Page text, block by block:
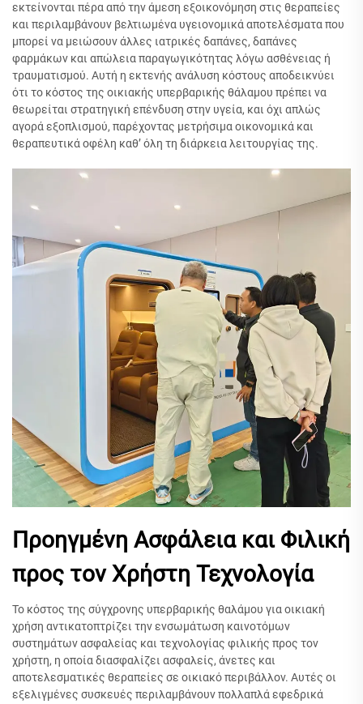
εκτείνονται πέρα από την άμεση εξοικονόμηση στις θεραπείες
και περιλαμβάνουν βελτιωμένα υγειονομικά αποτελέσματα που
μπορεί να μειώσουν άλλες ιατρικές δαπάνες, δαπάνες
φαρμάκων και απώλεια παραγωγικότητας λόγω ασθένειας ή
τραυματισμού. Αυτή η εκτενής ανάλυση κόστους αποδεικνύει
ότι το κόστος της οικιακής υπερβαρικής θάλαμου πρέπει να
θεωρείται στρατηγική επένδυση στην υγεία, και όχι απλώς
αγορά εξοπλισμού, παρέχοντας μετρήσιμα οικονομικά και
θεραπευτικά οφέλη καθ’ όλη τη διάρκεια λειτουργίας της.
Προηγμένη Ασφάλεια και Φιλική
προς τον Χρήστη Τεχνολογία
Το κόστος της σύγχρονης υπερβαρικής θαλάμου για οικιακή
χρήση αντικατοπτρίζει την ενσωμάτωση καινοτόμων
συστημάτων ασφαλείας και τεχνολογίας φιλικής προς τον
χρήστη, η οποία διασφαλίζει ασφαλείς, άνετες και
αποτελεσματικές θεραπείες σε οικιακό περιβάλλον. Αυτές οι
εξελιγμένες συσκευές περιλαμβάνουν πολλαπλά εφεδρικά